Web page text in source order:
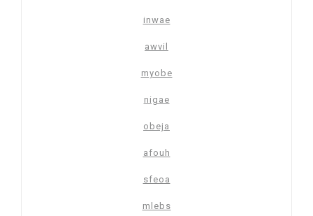
inwae
awvil
myobe
nigae
obeja
afouh
sfeoa
mlebs